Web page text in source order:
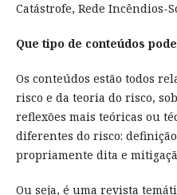
Catástrofe, Rede Incêndios-
Que tipo de conteúdos
Os conteúdos estão todos
risco e da teoria do risco,
reflexões mais teóricas ou
diferentes do risco:
propriamente dita e
Ou seja, é uma revista